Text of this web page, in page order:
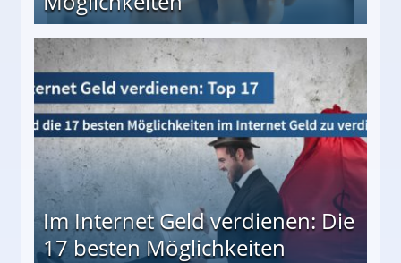
besten Möglichkeiten
Im Internet Geld verdienen: Die
17 besten Möglichkeiten